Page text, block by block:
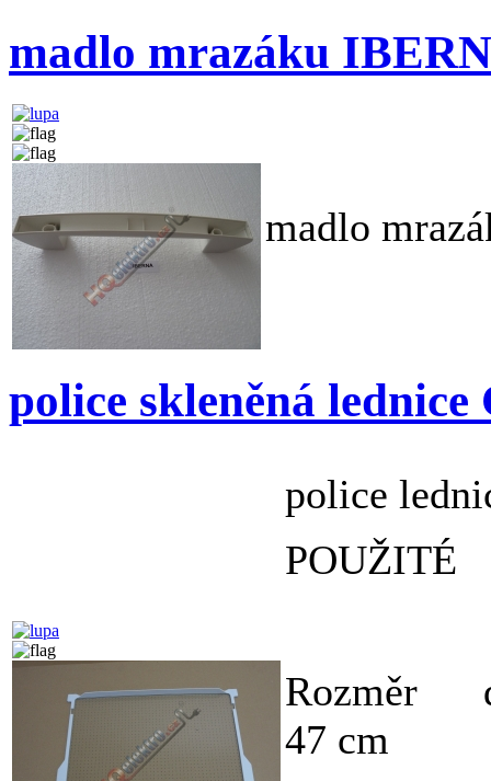
madlo mrazáku
madlo
police skleněná
police
POUŽITÉ
Rozměr
47 cm